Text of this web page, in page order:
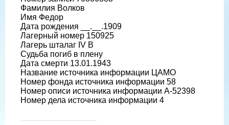
Фамилия Волков
Имя Федор
Дата рождения __.__.1909
Лагерный номер 150925
Лагерь шталаг IV B
Судьба погиб в плену
Дата смерти 13.01.1943
Название источника информации ЦАМО
Номер фонда источника информации 58
Номер описи источника информации A-52398
Номер дела источника информации 4